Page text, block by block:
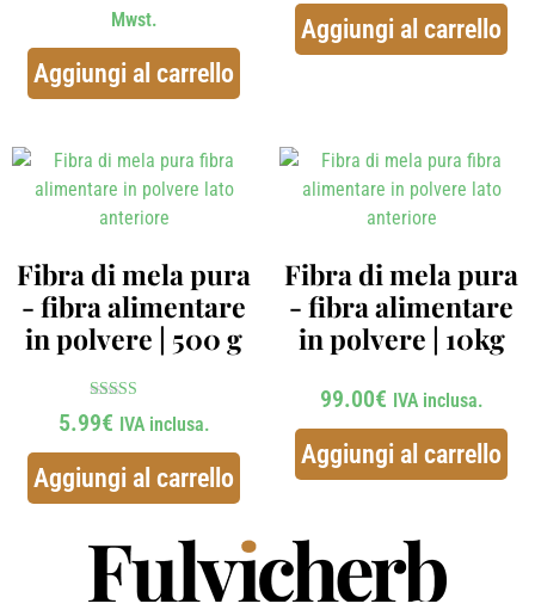
Mwst.
Aggiungi al carrello
Aggiungi al carrello
Fibra di mela pura
- fibra alimentare
in polvere | 500 g
Voto
5.00
5.99€ IVA inclusa.
Aggiungi al carrello
Fibra di mela pura
- fibra alimentare
in polvere | 10kg
99.00€ IVA inclusa.
Aggiungi al carrello